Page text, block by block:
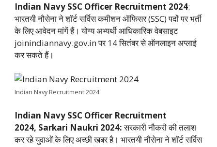
Indian Navy SSC Officer Recruitment 2024:
भारतयी नौसेना ने शॉर्ट सर्विस कमीशन ऑफिसर (SSC) पदों पर भर्ती
के लिए आवेदन मांगें हैं। योग्य अभ्यर्थी आधिकारिक वेबसाइट
joinindiannavy.gov.in पर 14 सितंबर से ऑनलाइन अप्लाई
कर सकते हैं।
Indian Navy Recruitment 2024
Indian Navy SSC Officer Recruitment
2024, Sarkari Naukri 2024:सरकारी नौकरी की तलाश
कर रहे युवाओं के लिए अच्छी खबर है। भारतयी नौसेना ने शॉर्ट सर्विस